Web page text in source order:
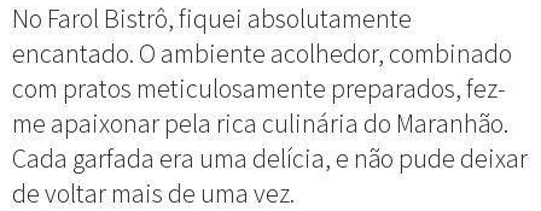
No Farol Bistrô, fiquei absolutamente
encantado. O ambiente acolhedor, combinado
com pratos meticulosamente preparados, fez-
me apaixonar pela rica culinária do Maranhão.
Cada garfada era uma delícia, e não pude deixar
de voltar mais de uma vez.